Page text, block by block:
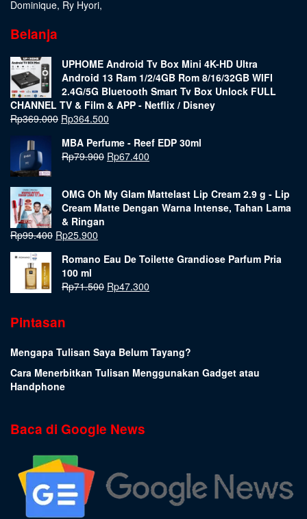
Dominique, Ry Hyori,
Belanja
UPHOME Android Tv Box Mini 4K-HD Ultra
Android 13 Ram 1/2/4GB Rom 8/16/32GB WIFI
2.4G/5G Bluetooth Smart Tv Box Unlock FULL
CHANNEL TV & Film & APP - Netflix / Disney
Rp369.000 Rp364.500
MBA Perfume - Reef EDP 30ml
Rp79.900 Rp67.400
OMG Oh My Glam Mattelast Lip Cream 2.9 g - Lip
Cream Matte Dengan Warna Intense, Tahan Lama
& Ringan
Rp99.400 Rp25.900
Romano Eau De Toilette Grandiose Parfum Pria
100 ml
Rp71.500 Rp47.300
Pintasan
Mengapa Tulisan Saya Belum Tayang?
Cara Menerbitkan Tulisan Menggunakan Gadget atau
Handphone
Baca di Google News